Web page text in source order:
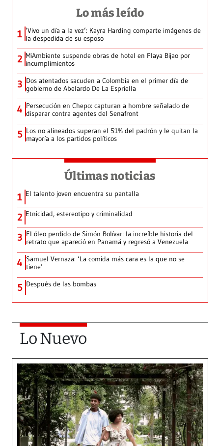
Lo más leído
1 ‘Vivo un día a la vez’: Kayra Harding comparte imágenes de
la despedida de su esposo
2 MiAmbiente suspende obras de hotel en Playa Bijao por
incumplimientos
3 Dos atentados sacuden a Colombia en el primer día de
gobierno de Abelardo De La Espriella
4 Persecución en Chepo: capturan a hombre señalado de
disparar contra agentes del Senafront
5 Los no alineados superan el 51% del padrón y le quitan la
mayoría a los partidos políticos
Últimas noticias
1 El talento joven encuentra su pantalla​
2 Etnicidad, estereotipo y criminalidad
3 El óleo perdido de Simón Bolívar: la increíble historia del
retrato que apareció en Panamá y regresó a Venezuela
4 Samuel Vernaza: ‘La comida más cara es la que no se
tiene’
5 Después de las bombas
Lo Nuevo